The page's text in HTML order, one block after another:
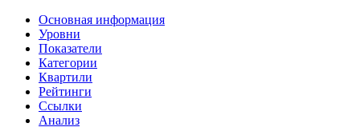
Основная информация
Уровни
Показатели
Категории
Квартили
Рейтинги
Ссылки
Анализ